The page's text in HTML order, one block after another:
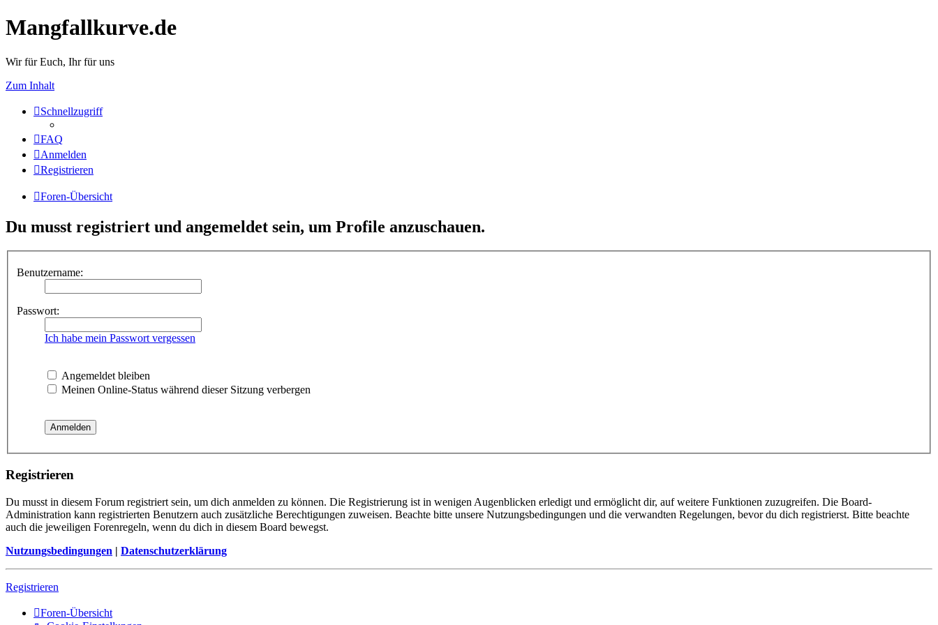
Mangfallkurve.de
Wir für Euch, Ihr für uns
Zum Inhalt
Schnellzugriff
FAQ
Anmelden
Registrieren
Foren-Übersicht
Du musst registriert und angemeldet sein, um Profile anzuschauen.
Benutzername:
Passwort:
Ich habe mein Passwort vergessen
Angemeldet bleiben
Meinen Online-Status während dieser Sitzung verbergen
Registrieren
Du musst in diesem Forum registriert sein, um dich anmelden zu können. Die Registrierung ist in wenigen Augenblicken erledigt und ermöglicht dir, auf weitere Funktionen zuzugreifen. Die Board-
Administration kann registrierten Benutzern auch zusätzliche Berechtigungen zuweisen. Beachte bitte unsere Nutzungsbedingungen und die verwandten Regelungen, bevor du dich registrierst. Bitte beachte
auch die jeweiligen Forenregeln, wenn du dich in diesem Board bewegst.
Nutzungsbedingungen | Datenschutzerklärung
Registrieren
Foren-Übersicht